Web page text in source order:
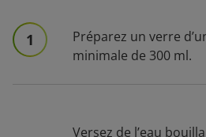
1
Préparez un verre
minimale de 300 ml.
Versez de l’eau